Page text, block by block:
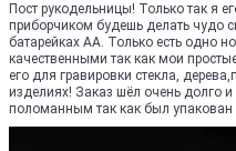
Пост рукодельницы! Только так я
приборчиком будешь делать чудо
батарейках АА. Только есть одно
качественными так как мои
его для гравировки стекла,
изделиях! Заказ шёл очень долго
поломанным так как был упакован